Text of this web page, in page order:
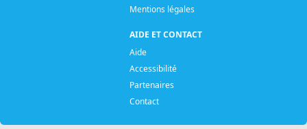
Mentions légales
AIDE ET CONTACT
Aide
Accessibilité
Partenaires
Contact